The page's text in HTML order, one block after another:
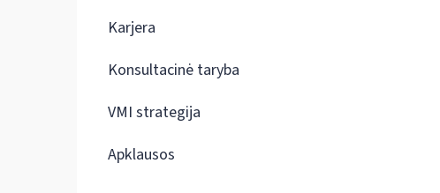
Karjera
Konsultacinė taryba
VMI strategija
Apklausos